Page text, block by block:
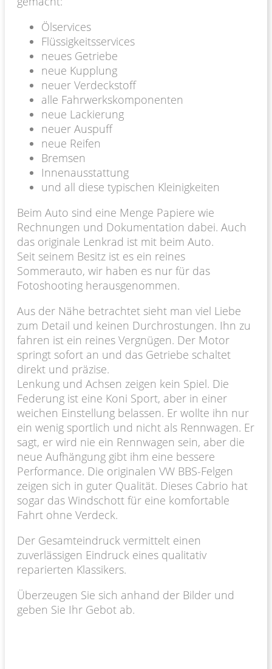
Ölservices
Flüssigkeitsservices
neues Getriebe
neue Kupplung
neuer Verdeckstoff
alle Fahrwerkskomponenten
neue Lackierung
neuer Auspuff
neue Reifen
Bremsen
Innenausstattung
und all diese typischen Kleinigkeiten
Beim Auto sind eine Menge Papiere wie
Rechnungen und Dokumentation dabei. Auch
das originale Lenkrad ist mit beim Auto.
Seit seinem Besitz ist es ein reines
Sommerauto, wir haben es nur für das
Fotoshooting herausgenommen.
Aus der Nähe betrachtet sieht man viel Liebe
zum Detail und keinen Durchrostungen. Ihn zu
fahren ist ein reines Vergnügen. Der Motor
springt sofort an und das Getriebe schaltet
direkt und präzise.
Lenkung und Achsen zeigen kein Spiel. Die
Federung ist eine Koni Sport, aber in einer
weichen Einstellung belassen. Er wollte ihn nur
ein wenig sportlich und nicht als Rennwagen. Er
sagt, er wird nie ein Rennwagen sein, aber die
neue Aufhängung gibt ihm eine bessere
Performance. Die originalen VW BBS-Felgen
zeigen sich in guter Qualität. Dieses Cabrio hat
sogar das Windschott für eine komfortable
Fahrt ohne Verdeck.
Der Gesamteindruck vermittelt einen
zuverlässigen Eindruck eines qualitativ
reparierten Klassikers.
Überzeugen Sie sich anhand der Bilder und
geben Sie Ihr Gebot ab.